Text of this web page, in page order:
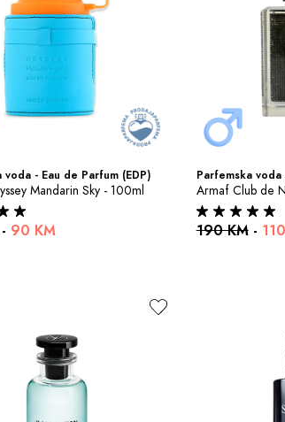
voda - Eau de Parfum (EDP)
Mandarin Sky - 100ml
90 KM
Parfemska voda
Armaf Club de
190 KM-